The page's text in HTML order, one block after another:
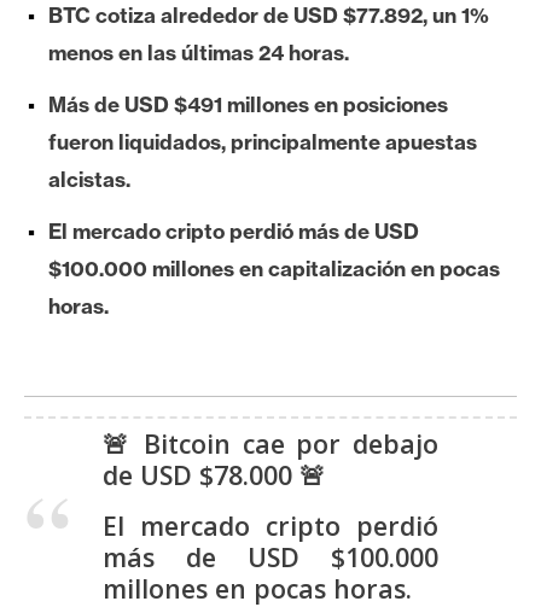
e
r
u
m
I
A
á
BTC cotiza alrededor de USD $77.892, un 1%
menos en las últimas 24 horas.
Más de USD $491 millones en posiciones
fueron liquidados, principalmente apuestas
alcistas.
El mercado cripto perdió más de USD
$100.000 millones en capitalización en pocas
horas.
🚨 Bitcoin cae por debajo
de USD $78.000 🚨
El mercado cripto perdió
más de USD $100.000
millones en pocas horas.